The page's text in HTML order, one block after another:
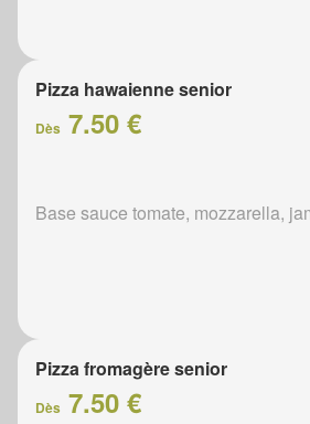
Pizza hawaienne senior
Dès 7.50 €
Base sauce tomate, mozzarella,
Pizza fromagère senior
Dès 7.50 €